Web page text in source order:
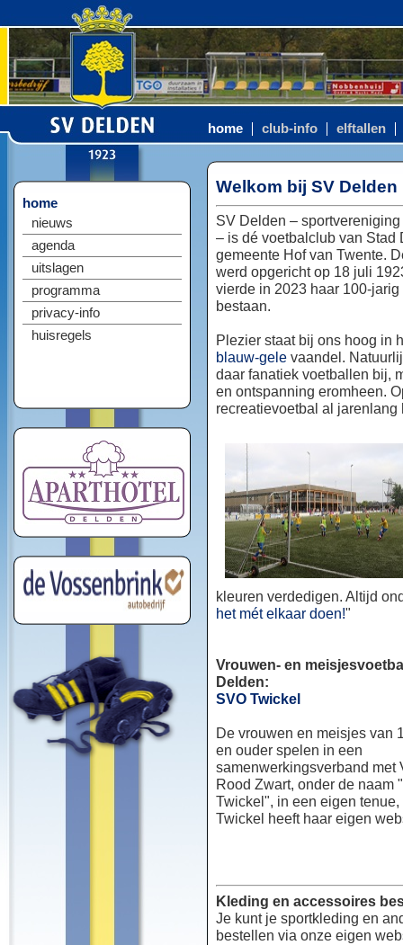
home club-info elftallen
home
nieuws
agenda
uitslagen
programma
privacy-info
huisregels
Welkom bij SV Delden
SV Delden –
– is dé voetbalclub van Stad
gemeente Hof van Twente.
werd opgericht op 18 juli
vierde in 2023 haar 100-jarig
bestaan.
Plezier staat bij ons hoog in
blauw-gele vaandel.
daar fanatiek voetballen bij,
en ontspanning eromheen.
recreatievoetbal al jarenlang
kleuren verdedigen. Altijd
het mét elkaar doen!"
Vrouwen- en
Delden:
SVO Twickel
De vrouwen en meisjes van
en ouder spelen in een
samenwerkingsverband met
Rood Zwart, onder de naam
Twickel", in een eigen
Twickel heeft haar eigen
Kleding en accessoires
Je kunt je sportkleding en
bestellen via onze eigen